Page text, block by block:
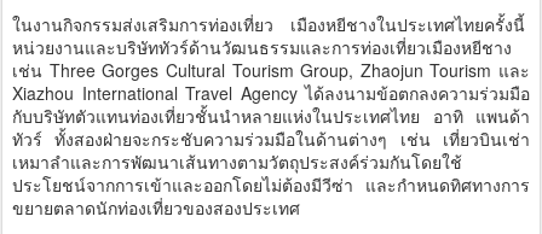
ในงานกิจกรรมส่งเสริมการท่องเที่ยว เมืองหยีชางในประเทศไทยครั้งนี้
หน่วยงานและบริษัททัวร์ด้านวัฒนธรรมและการท่องเที่ยวเมืองหยีชาง
เช่น Three Gorges Cultural Tourism Group, Zhaojun Tourism และ
Xiazhou International Travel Agency ได้ลงนามข้อตกลงความร่วมมือ
กับบริษัทตัวแทนท่องเที่ยวชั้นนำหลายแห่งในประเทศไทย อาทิ แพนด้า
ทัวร์ ทั้งสองฝ่ายจะกระชับความร่วมมือในด้านต่างๆ เช่น เที่ยวบินเช่า
เหมาลำและการพัฒนาเส้นทางตามวัตถุประสงค์ร่วมกันโดยใช้
ประโยชน์จากการเข้าและออกโดยไม่ต้องมีวีซ่า และกำหนดทิศทางการ
ขยายตลาดนักท่องเที่ยวของสองประเทศ